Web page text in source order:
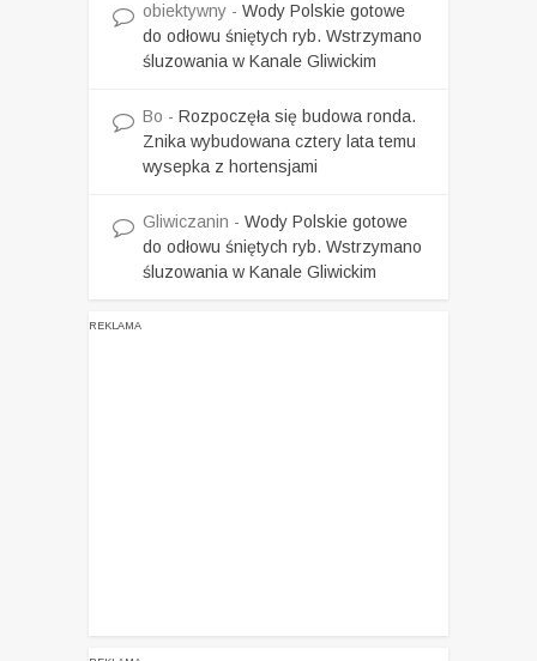
obiektywny - Wody Polskie gotowe
do odłowu śniętych ryb. Wstrzymano
śluzowania w Kanale Gliwickim
Bo - Rozpoczęła się budowa ronda.
Znika wybudowana cztery lata temu
wysepka z hortensjami
Gliwiczanin - Wody Polskie gotowe
do odłowu śniętych ryb. Wstrzymano
śluzowania w Kanale Gliwickim
REKLAMA